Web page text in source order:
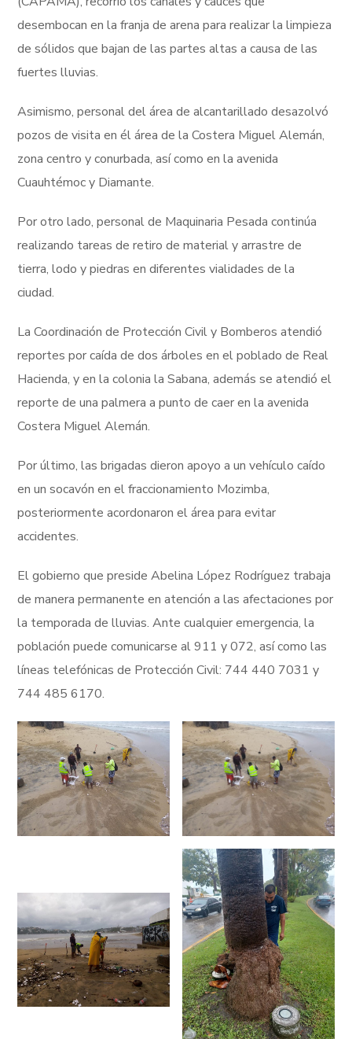
desembocan en la franja de arena para realizar la limpieza
de sólidos que bajan de las partes altas a causa de las
fuertes lluvias.
Asimismo, personal del área de alcantarillado desazolvó
pozos de visita en él área de la Costera Miguel Alemán,
zona centro y conurbada, así como en la avenida
Cuauhtémoc y Diamante.
Por otro lado, personal de Maquinaria Pesada continúa
realizando tareas de retiro de material y arrastre de
tierra, lodo y piedras en diferentes vialidades de la
ciudad.
La Coordinación de Protección Civil y Bomberos atendió
reportes por caída de dos árboles en el poblado de Real
Hacienda, y en la colonia la Sabana, además se atendió el
reporte de una palmera a punto de caer en la avenida
Costera Miguel Alemán.
Por último, las brigadas dieron apoyo a un vehículo caído
en un socavón en el fraccionamiento Mozimba,
posteriormente acordonaron el área para evitar
accidentes.
El gobierno que preside Abelina López Rodríguez trabaja
de manera permanente en atención a las afectaciones por
la temporada de lluvias. Ante cualquier emergencia, la
población puede comunicarse al 911 y 072, así como las
líneas telefónicas de Protección Civil: 744 440 7031 y
744 485 6170.